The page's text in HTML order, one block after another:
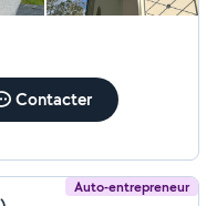
Contacter
Auto-entrepreneur